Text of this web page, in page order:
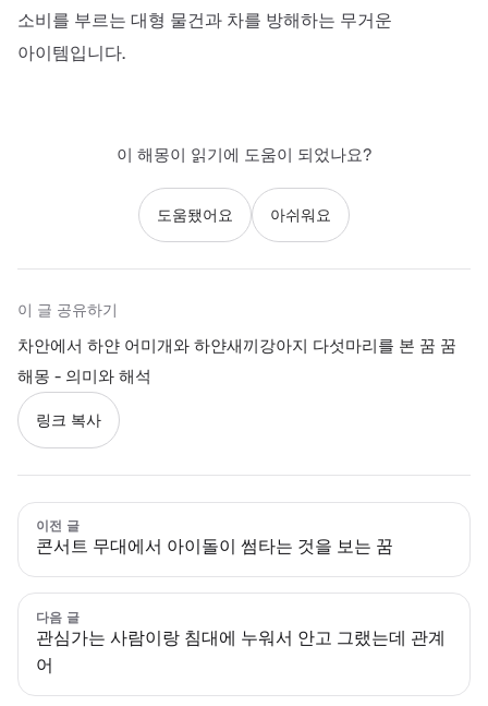
소비를 부르는 대형 물건과 차를 방해하는 무거운
아이템입니다.
이 해몽이 읽기에 도움이 되었나요?
도움됐어요 아쉬워요
이 글 공유하기
차안에서 하얀 어미개와 하얀새끼강아지 다섯마리를 본 꿈 꿈
해몽 - 의미와 해석
링크 복사
이전 글
콘서트 무대에서 아이돌이 썸타는 것을 보는 꿈
다음 글
관심가는 사람이랑 침대에 누워서 안고 그랬는데 관계
어